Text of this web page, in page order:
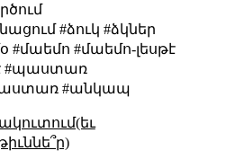
#ձուկ #ձկներ
#մաեմո #մաեմո-լեսթէ
#պաստառ
#անկապ